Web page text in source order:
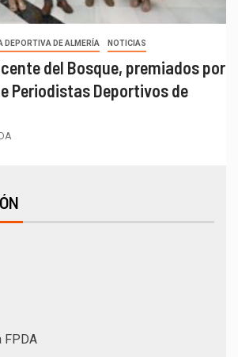
DEPORTIVA DE ALMERÍA NOTICIAS
del Bosque, premiados por
Periodistas Deportivos de
FPDA